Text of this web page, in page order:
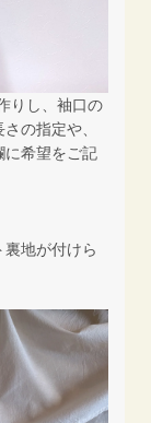
りし、袖口の
の指定や、
に希望をご記
地が付けら